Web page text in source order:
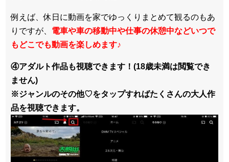
例えば、休日に動画を家でゆっくりまとめて観るのもあ
りですが、 電車や車の移動中や仕事の休憩中などいつで
もどこでも動画を楽しめます♪
④アダルト作品も視聴できます！(18歳未満は閲覧でき
ません)
※ジャンルのその他♡をタップすればたくさんの大人作
品を視聴できます。